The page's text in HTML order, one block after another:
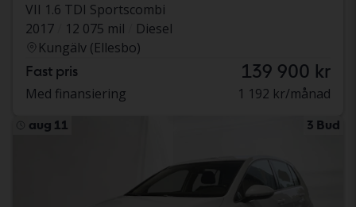
VII 1.6 TDI Sportscombi
2017
12 075 mil
Diesel
Kungälv (Ellesbo)
Fast pris 139 900 kr
Med finansiering 1 192 kr/månad
aug 11 3 Bud